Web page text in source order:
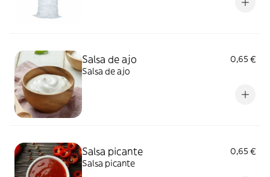
Salsa de ajo
0,65 €
Salsa de ajo
Salsa picante
0,65 €
Salsa picante